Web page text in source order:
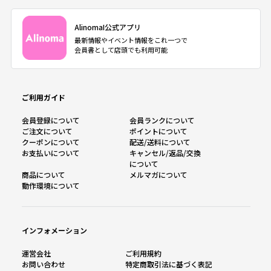
AlinomaI公式アプリ
最新情報やイベント情報をこれ一つで
会員書として店頭でも利用可能
ご利用ガイド
会員登録について
会員ランクについて
ご注文について
ポイントについて
クーポンについて
配送/送料について
お支払いについて
キャンセル/返品/交換
について
商品について
メルマガについて
動作環境について
インフォメーション
運営会社
ご利用規約
お問い合わせ
特定商取引法に基づく表記